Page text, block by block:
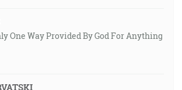
One Way Provided By God For Anything